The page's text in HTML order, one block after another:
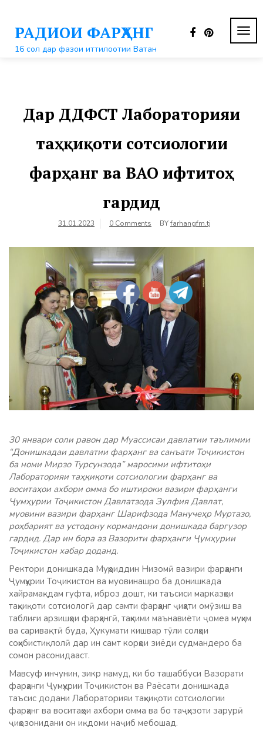
контентуРАДИОИ ФАРҲАНГ
16 сол дар фазои иттилоотии Ватан
Дар ДДФСТ Лабораторияи
таҳқиқоти сотсиологии
фарҳанг ва ВАО ифтитоҳ
гардид
31.01.2023 0 Comments BYfarhangfm.tj
30 январи соли равон дар Муассисаи давлатии таълимии
“Донишкадаи давлатии фарҳанг ва санъати Тоҷикистон
ба номи Мирзо Турсунзода” маросими ифтитоҳи
Лабораторияи таҳқиқоти сотсиологии фарҳанг ва
воситаҳои ахбори омма бо иштироки вазири фарҳанги
Ҷумҳурии Тоҷикистон Давлатзода Зулфия Давлат,
муовини вазири фарҳанг Шарифзода Манучеҳр Муртазо,
роҳбарият ва устодону кормандони донишкада баргузор
гардид. Дар ин бора аз Вазорити фарҳанги Ҷумҳурии
Тоҷикистон хабар доданд.
Ректори донишкада Муҳриддин Низомӣ вазири фарҳанги
Ҷумҳурии Тоҷикистон ва муовинашро ба донишкада
хайрамақдам гуфта, иброз дошт, ки таъсиси марказҳои
таҳқиқоти сотсиологӣ дар самти фарҳанг ҷиҳати омӯзиш ва
таблиғи арзишҳои фарҳангӣ, таҳкими маънавиёти ҷомеа муҳим
ва саривақтӣ буда, Ҳукумати кишвар тӯли солҳои
соҳибистиқлолӣ дар ин самт корҳои зиёди судмандеро ба
сомон расонидааст.
Мавсуф инчунин, зикр намуд, ки бо ташаббуси Вазорати
фарҳанги Ҷумҳурии Тоҷикистон ва Раёсати донишкада
таъсис додани Лабораторияи таҳқиқоти сотсиологии
фарҳанг ва воситаҳои ахбори омма ва бо таҷҳизоти зарурӣ
ҷиҳозонидани он иқдоми наҷиб мебошад.